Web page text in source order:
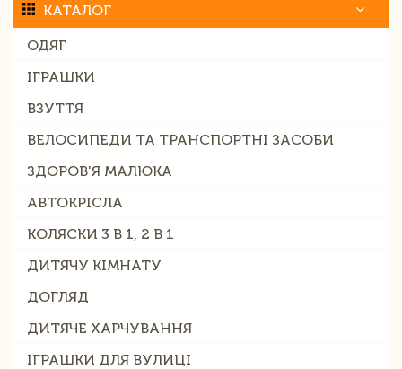
КАТАЛОГ
ОДЯГ
ІГРАШКИ
ВЗУТТЯ
ВЕЛОСИПЕДИ ТА ТРАНСПОРТНІ ЗАСОБИ
ЗДОРОВ'Я МАЛЮКА
АВТОКРІСЛА
КОЛЯСКИ 3 В 1, 2 В 1
ДИТЯЧУ КІМНАТУ
ДОГЛЯД
ДИТЯЧЕ ХАРЧУВАННЯ
ІГРАШКИ ДЛЯ ВУЛИЦІ